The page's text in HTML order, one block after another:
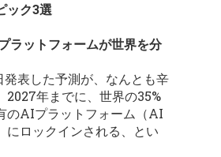
ック3選
ラットフォームが世界を分
表した予測が、なんとも辛
2027年までに、世界の35%
のAIプラットフォーム（AI
にロックインされる、とい